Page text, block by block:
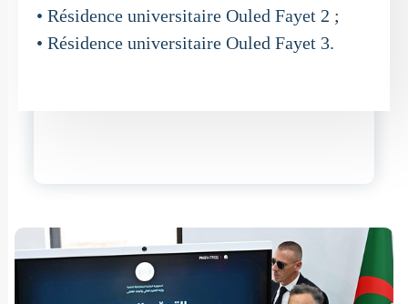
• Résidence universitaire Ouled Fayet 2 ;
• Résidence universitaire Ouled Fayet 3.